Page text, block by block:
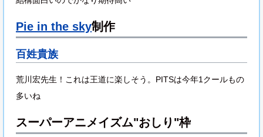
Pie in the sky制作
百姓貴族
荒川宏先生！これは王道に楽しそう。PITSは今年1クールもの
多いね
スーパーアニメイズム"おしり"枠